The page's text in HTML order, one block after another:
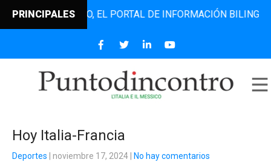
PRINCIPALESEL PORTAL DE INFORMACIÓN BILINGÜE
Hoy Italia-Francia
Deportes | noviembre 17, 2024 No hay comentarios